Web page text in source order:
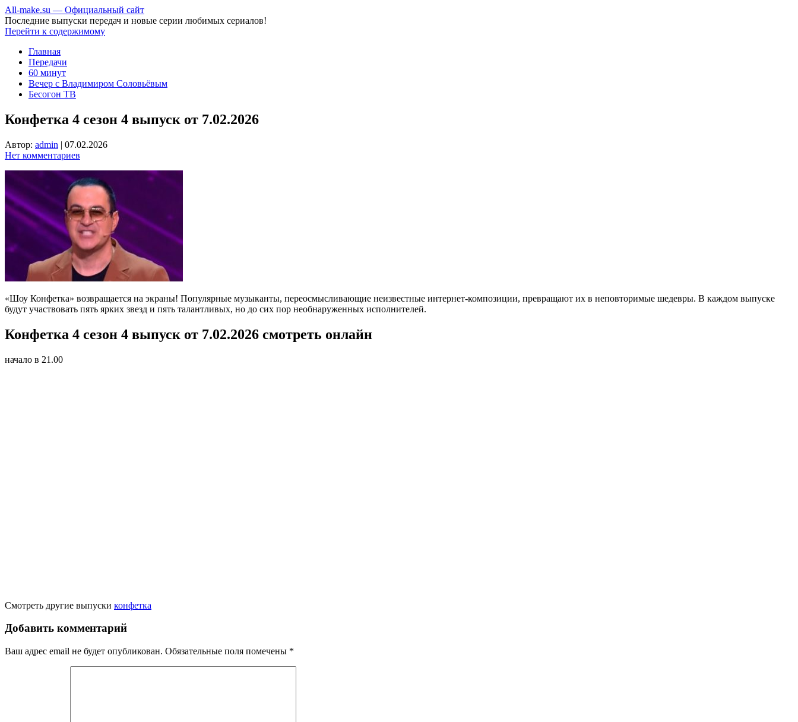
All-make.su — Официальный сайт
Последние выпуски передач и новые серии любимых сериалов!
Перейти к содержимому
Главная
Передачи
60 минут
Вечер с Владимиром Соловьёвым
Бесогон ТВ
Конфетка 4 сезон 4 выпуск от 7.02.2026
Автор: admin | 07.02.2026
Нет комментариев
«Шоу Конфетка» возвращается на экраны! Популярные музыканты, переосмысливающие неизвестные интернет-композиции, превращают их в неповторимые шедевры. В каждом выпуске
будут участвовать пять ярких звезд и пять талантливых, но до сих пор необнаруженных исполнителей.
Конфетка 4 сезон 4 выпуск от 7.02.2026 смотреть онлайн
начало в 21.00
Смотреть другие выпуски конфетка
Добавить комментарий
Ваш адрес email не будет опубликован. Обязательные поля помечены *